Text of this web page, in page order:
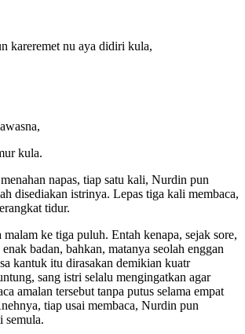
kareremet nu aya didiri kula,
kula.
napas, tiap satu kali, Nurdin pun
disediakan istrinya. Lepas tiga kali membaca,
tidur.
malam ke tiga puluh. Entah kenapa, sejak sore,
badan, bahkan, matanya seolah enggan
kantuk itu dirasakan demikian kuatr
sang istri selalu mengingatkan agar
amalan tersebut tanpa putus selama empat
tiap usai membaca, Nurdin pun
semula.